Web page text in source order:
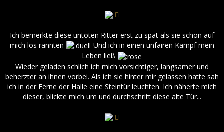
Ich bemerkte diese untoten Ritter erst zu spät als sie schon auf
mich los rannten
Und ich in einen unfairen Kampf mein
Leben ließ
Wieder geladen schlich ich mich vorsichtiger, langsamer und
beherzter an ihnen vorbei. Als ich sie hinter mir gelassen hatte sah
ich in der Ferne der Halle eine Steintür leuchten. Ich näherte mich
dieser, blickte mich um und durchschritt diese alte Tür...